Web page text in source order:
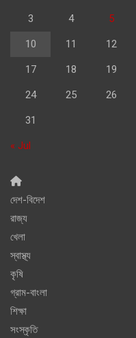
3 4 5
10 11 12
17 18 19
24 25 26
31
« Jul
দেশ-বিদেশ
রাজ্য
খেলা
স্বাস্থ্য
কৃষি
গ্রাম-বাংলা
শিক্ষা
সংস্কৃতি